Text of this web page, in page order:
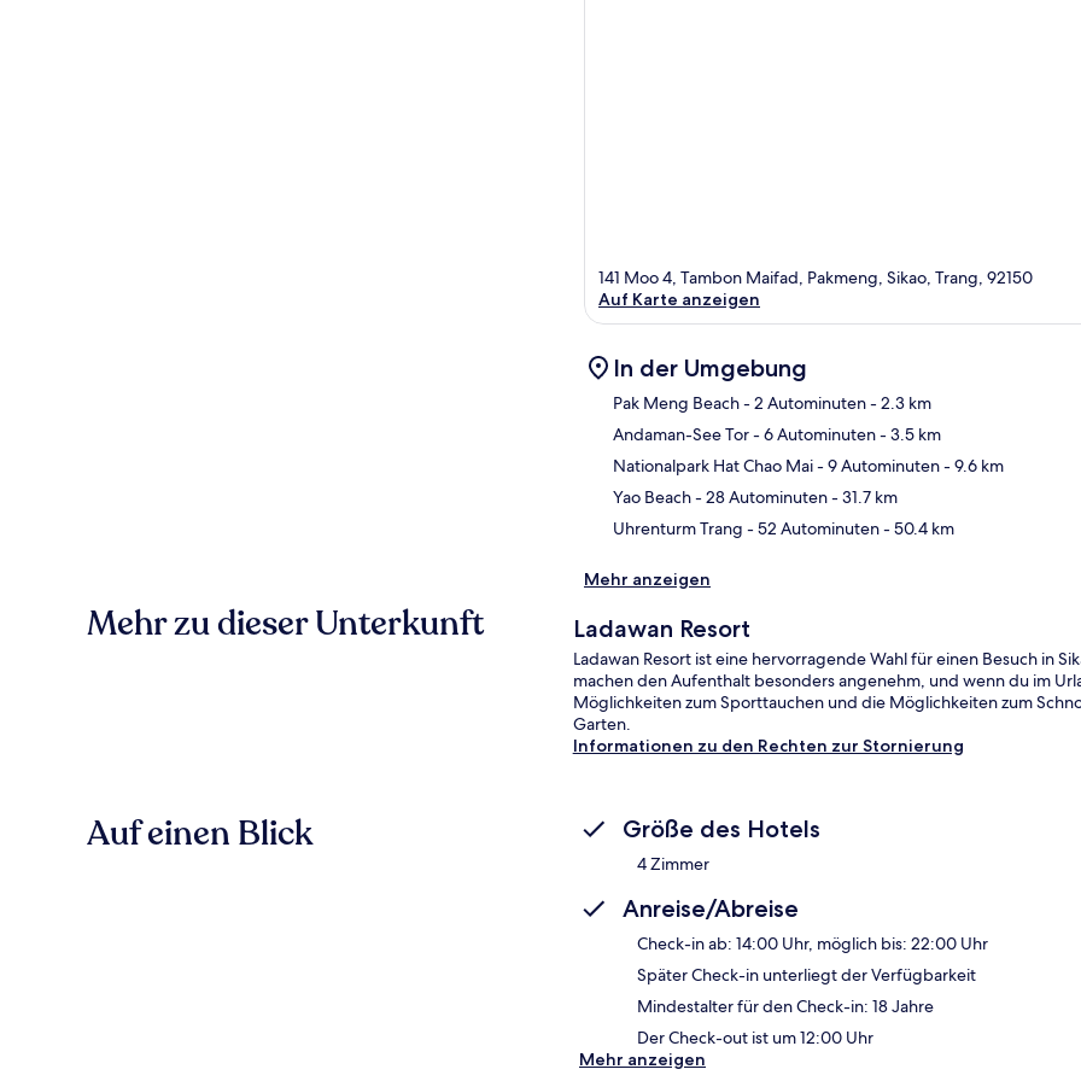
141 Moo 4, Tambon Maifad, Pakmeng, Sikao, Trang, 92150
Auf Karte anzeigen
In der Umgebung
Pak Meng Beach- 2 Autominuten- 2.3 km
Andaman-See Tor- 6 Autominuten- 3.5 km
Nationalpark Hat Chao Mai- 9 Autominuten- 9.6 km
Yao Beach- 28 Autominuten- 31.7 km
Uhrenturm Trang - 52 Autominuten- 50.4 km
Mehr anzeigen
Mehr zu dieser Unterkunft Ladawan Resort
Ladawan Resort ist eine hervorragende Wahl für einen Besuch in
machen den Aufenthalt besonders angenehm, und wenn du im
Möglichkeiten zum Sporttauchen und die Möglichkeiten zum
Garten.
Informationen zu den Rechten zur Stornierung
Auf einen Blick Größe des Hotels
4 Zimmer
Anreise/Abreise
Check-in ab: 14:00 Uhr, möglich bis: 22:00 Uhr
Später Check-in unterliegt der Verfügbarkeit
Mindestalter für den Check-in: 18 Jahre
Der Check-out ist um 12:00 Uhr
Mehr anzeigen